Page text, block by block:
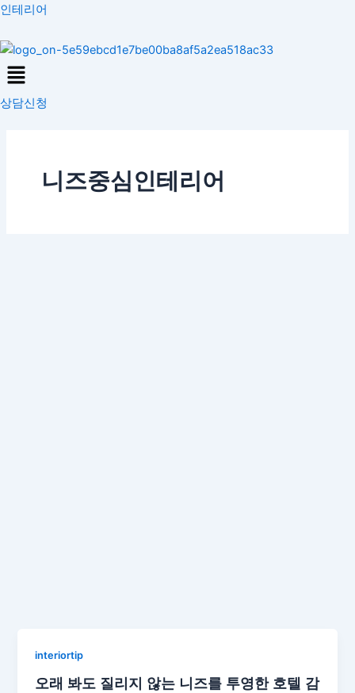
콘
츠
로
건
너
인테리어
Menu
상담신청
니즈중심인테리어
interiortip
오래 봐도 질리지 않는 니즈를 투영한 호텔 감